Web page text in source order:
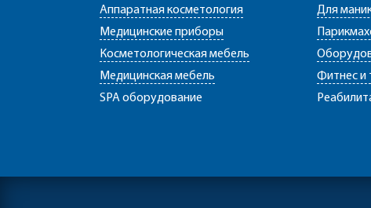
Аппаратная косметология
Медицинские приборы
Косметологическая мебель
Медицинская мебель
SPA оборудование
Для
Фитнес и